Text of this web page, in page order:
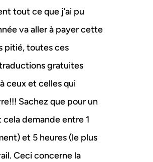
tout ce que j’ai pu
va aller à payer cette
pitié, toutes ces
gratuites
ceux et celles qui
Sachez que pour un
demande entre 1
et 5 heures (le plus
Ceci concerne la